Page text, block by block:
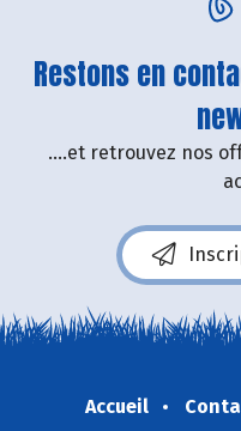
Restons en
....et retrouvez nos
Accueil